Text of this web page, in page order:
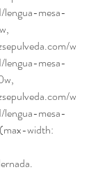
mesa-
w
mesa-
w
mesa-
width: